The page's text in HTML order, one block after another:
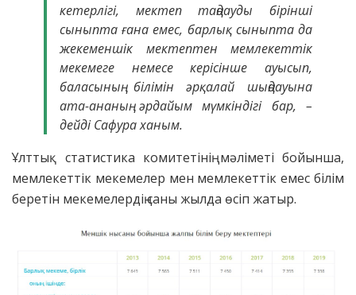
кетерлігі, мектеп таңдауды бірінші
сыныпта ғана емес, барлық сыныпта да
жекеменшік мектептен мемлекеттік
мекемеге немесе керісінше ауысып,
баласының білімін әрқалай шыңдауына
ата-ананың әрдайым мүмкіндігі бар, –
дейді Сафура ханым.
Ұлттық статистика комитетінің мәліметі бойынша,
мемлекеттік мекемелер мен мемлекеттік емес білім
беретін мекемелердің саны жылда өсіп жатыр.